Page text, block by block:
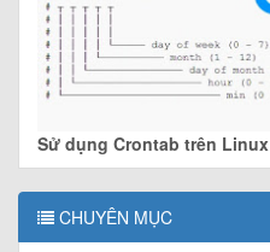
Sử dụng Crontab trên Linux
CHUYÊN MỤC